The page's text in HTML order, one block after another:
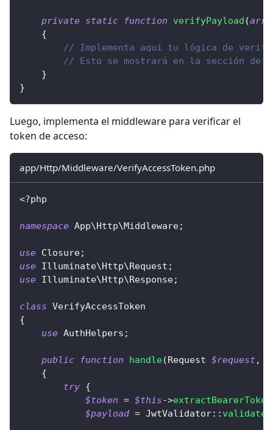
private static function verifyPayload (
{
// Implementa aquí tu lógica de
// Esto se mostrará en la sección de
}
}
Luego, implementa el middleware para verificar el
token de acceso:
app/Http/Middleware/VerifyAccessToken.php
<?php
namespace App\Http\Middleware;
use Closure;
use Illuminate\Http\Request ;
use Illuminate\Http\Response;
class VerifyAccessToken
{
use AuthHelpers ;
public function handle(Request $request,
{
try {
$token = $this->extractBearerToken
$payload = JwtValidator::